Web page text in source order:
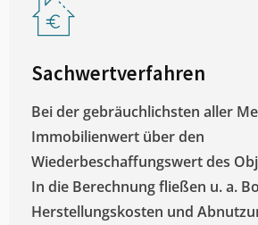
Sachwertverfahren
Bei der gebräuchlichsten aller
Immobilienwert über den
Wiederbeschaffungswert des
In die Berechnung fließen u. a.
Herstellungskosten und